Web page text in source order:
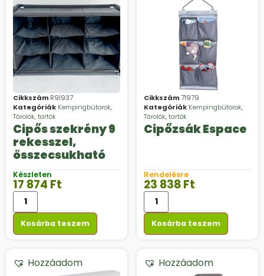
Cikkszám R91937
Kategóriák Kempingbútorok,
Tárolók, tartók
Cipős szekrény 9
rekesszel,
összecsukható
Készleten
17 874 Ft
Kosárba teszem
Cikkszám71979
Kategóriák Kempingbútorok,
Tárolók, tartók
Cipőzsák Espace
Rendelésre
23 838Ft
Kosárba teszem
Hozzáadom Hozzáadom